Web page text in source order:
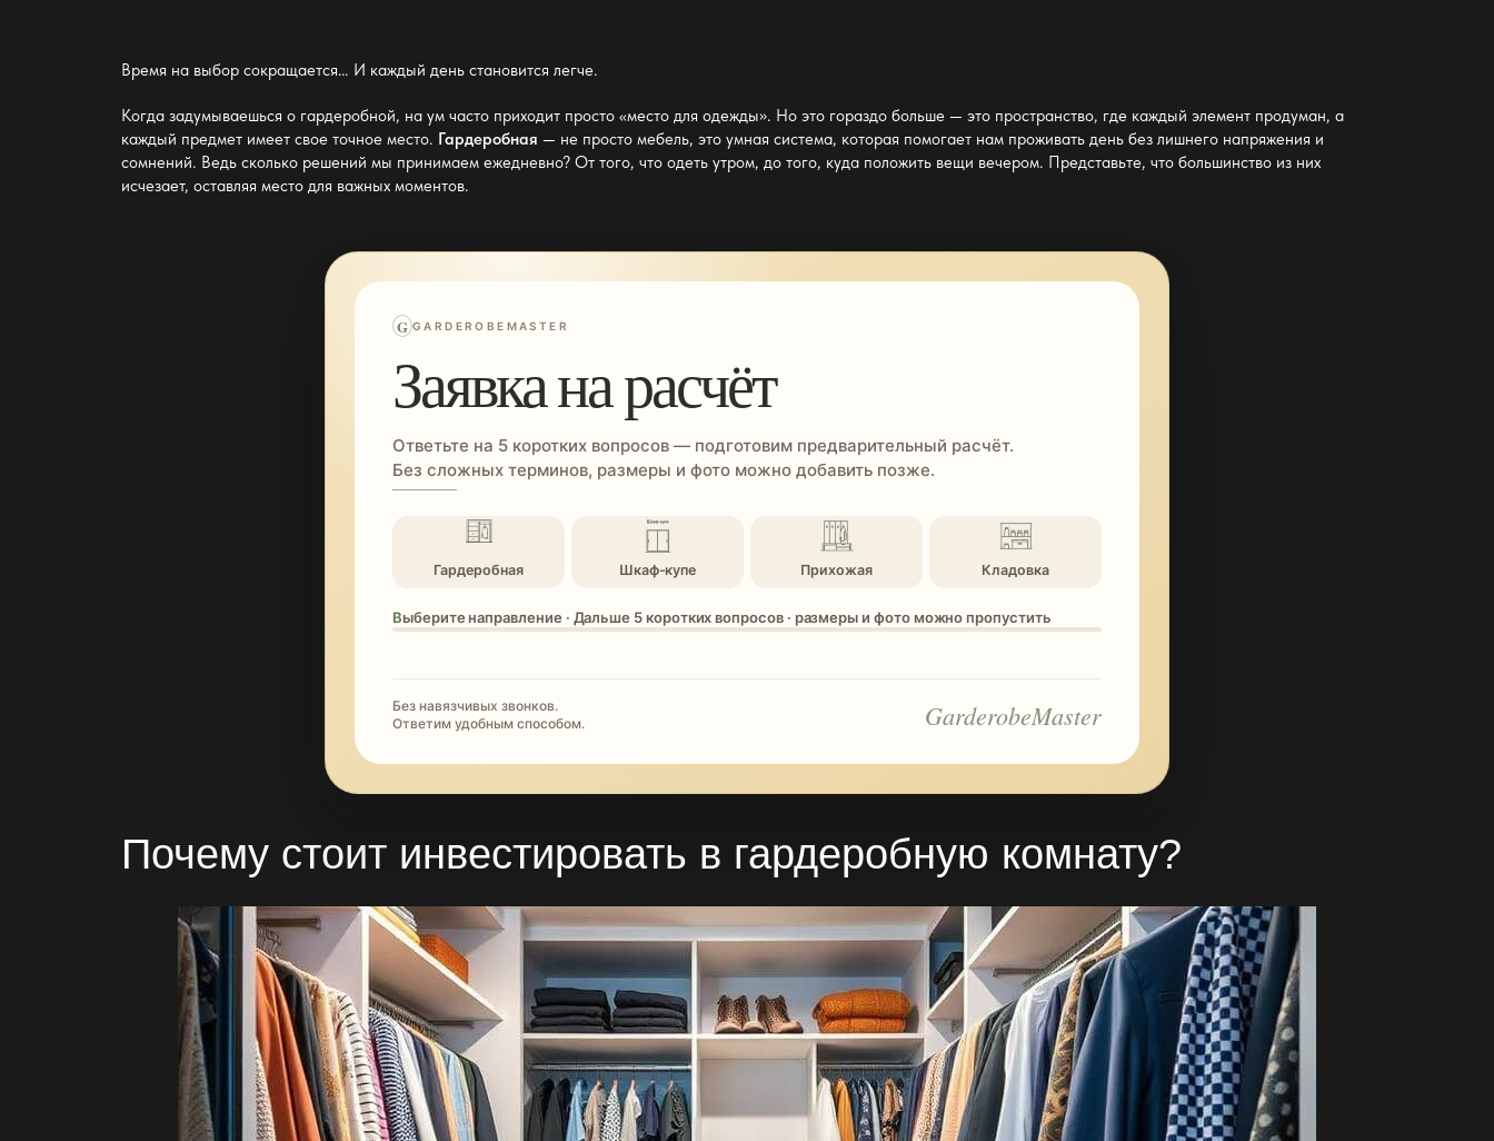
Время на выбор сокращается… И каждый день становится легче.
Когда задумываешься о гардеробной, на ум часто приходит просто «место для одежды». Но это гораздо больше — это пространство, где каждый элемент продуман, а
каждый предмет имеет свое точное место. Гардеробная — не просто мебель, это умная система, которая помогает нам проживать день без лишнего напряжения и
сомнений. Ведь сколько решений мы принимаем ежедневно? От того, что одеть утром, до того, куда положить вещи вечером. Представьте, что большинство из них
исчезает, оставляя место для важных моментов.
G GARDEROBEMASTER
Заявка на расчёт
Ответьте на 5 коротких вопросов — подготовим предварительный расчёт.
Без сложных терминов, размеры и фото можно добавить позже.
Гардеробная Шкаф-купе Прихожая Кладовка
Выберите направление · Дальше 5 коротких вопросов · размеры и фото можно пропустить
Без навязчивых звонков.
Ответим удобным способом.
GarderobeMaster
Почему стоит инвестировать в гардеробную комнату?